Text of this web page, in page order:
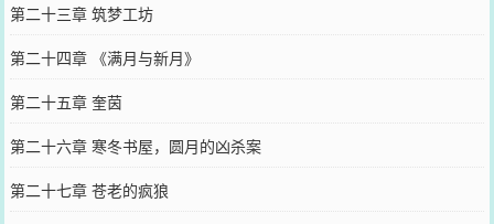
第二十三章 筑梦工坊
第二十四章 《满月与新月》
第二十五章 奎茵
第二十六章 寒冬书屋，圆月的凶杀案
第二十七章 苍老的疯狼